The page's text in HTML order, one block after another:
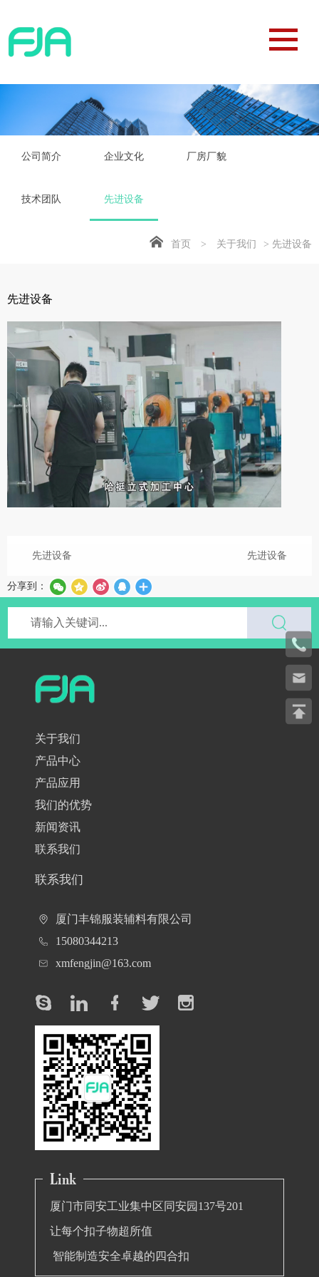
公司简介 企业文化 厂房厂貌
技术团队 先进设备
首页 > 关于我们 > 先进设备
先进设备
先进设备 先进设备
分享到：
关于我们
产品中心
产品应用
我们的优势
新闻资讯
联系我们
联系我们
厦门丰锦服装辅料有限公司
15080344213
xmfengjin@163.com
厦门市同安工业集中区同安园137号201
让每个扣子物超所值
智能制造安全卓越的四合扣